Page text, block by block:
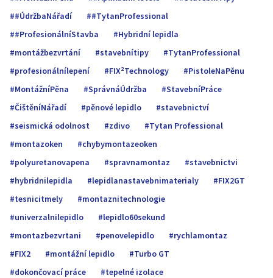
#ÚdržbaNářadí
#TytanProfessional
#ProfesionálníStavba
Hybridní lepidla
montážbezvrtání
stavebnítipy
TytanProfessional
profesionálnílepení
FIX²Technology
PistoleNaPěnu
MontážníPěna
SprávnáÚdržba
StavebníPráce
ČištěníNářadí
pěnové lepidlo
stavebnictví
seismická odolnost
zdivo
Tytan Professional
montazoken
chybymontazeoken
polyuretanovapena
spravnamontaz
stavebnictvi
hybridnilepidla
lepidlanastavebnimaterialy
FIX2GT
tesnicitmely
montaznitechnologie
univerzalnilepidlo
lepidlo60sekund
montazbezvrtani
penovelepidlo
rychlamontaz
FIX2
montážní lepidlo
Turbo GT
dokončovací práce
tepelné izolace